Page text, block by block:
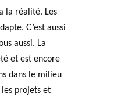
la réalité. Les
C’est aussi
aussi. La
et est encore
dans le milieu
projets et